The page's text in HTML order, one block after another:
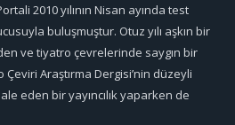
2010 yılının Nisan ayında test
buluşmuştur. Otuz yılı aşkın bir
ve tiyatro çevrelerinde saygın bir
Araştırma Dergisi’nin düzeyli
eden bir yayıncılık yaparken de